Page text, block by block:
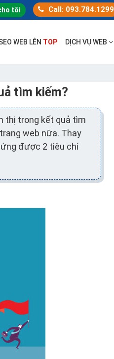
tôi Call: 093.784.1299
WEB LÊN TOP DỊCH VỤ WEB
tìm kiếm?
thị trong kết quả tìm
web nữa. Thay
được 2 tiêu chí